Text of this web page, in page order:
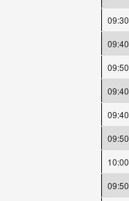
09:30
09:40
09:50
09:40
09:40
09:50
10:00
09:50